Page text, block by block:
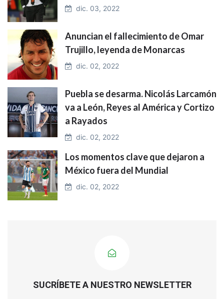
dic. 03, 2022
Anuncian el fallecimiento de Omar
Trujillo, leyenda de Monarcas
dic. 02, 2022
Puebla se desarma. Nicolás Larcamón
va a León, Reyes al América y Cortizo
a Rayados
dic. 02, 2022
Los momentos clave que dejaron a
México fuera del Mundial
dic. 02, 2022
SUCRÍBETE A NUESTRO NEWSLETTER